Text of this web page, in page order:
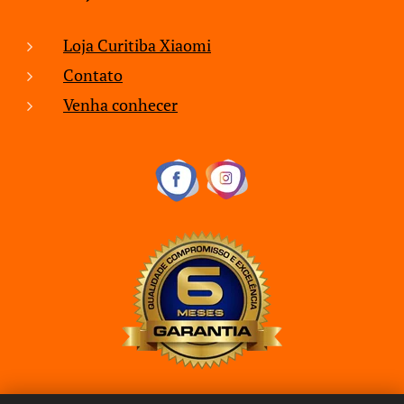
Loja Curitiba Xiaomi
Contato
Venha conhecer